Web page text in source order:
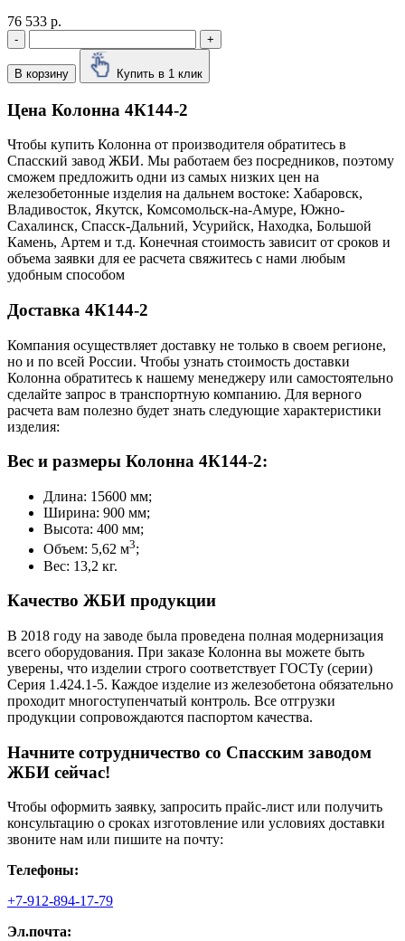
76 533 р.
- +
В корзину Купить в 1 клик
Цена Колонна 4К144-2
Чтобы купить Колонна от производителя обратитесь в
Cпасский завод ЖБИ. Мы работаем без посредников, поэтому
сможем предложить одни из самых низких цен на
железобетонные изделия на дальнем востоке: Хабаровск,
Владивосток, Якутск, Комсомольск-на-Амуре, Южно-
Сахалинск, Спасск-Дальний, Усурийск, Находка, Большой
Камень, Артем и т.д. Конечная стоимость зависит от сроков и
объема заявки для ее расчета свяжитесь с нами любым
удобным способом
Доставка 4К144-2
Компания осуществляет доставку не только в своем регионе,
но и по всей России. Чтобы узнать стоимость доставки
Колонна обратитесь к нашему менеджеру или самостоятельно
сделайте запрос в транспортную компанию. Для верного
расчета вам полезно будет знать следующие характеристики
изделия:
Вес и размеры Колонна 4К144-2:
Длина: 15600 мм;
Ширина: 900 мм;
Высота: 400 мм;
Объем: 5,62 м3;
Вес: 13,2 кг.
Качество ЖБИ продукции
В 2018 году на заводе была проведена полная модернизация
всего оборудования. При заказе Колонна вы можете быть
уверены, что изделии строго соответствует ГОСТу (серии)
Серия 1.424.1-5. Каждое изделие из железобетона обязательно
проходит многоступенчатый контроль. Все отгрузки
продукции сопровождаются паспортом качества.
Начните сотрудничество со Cпасским заводом
ЖБИ сейчас!
Чтобы оформить заявку, запросить прайс-лист или получить
консультацию о сроках изготовление или условиях доставки
звоните нам или пишите на почту:
Телефоны:
+7-912-894-17-79
Эл.почта: